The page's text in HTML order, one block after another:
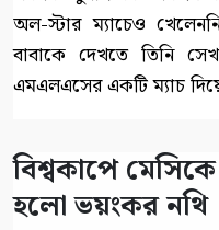
অল-স্টার ম্যাচেও
বাবাকে দেখতে তিনি
এমএলএসের একটি ম্যাচ
বিশ্বকাপে
হলো ভয়ংকর নথি